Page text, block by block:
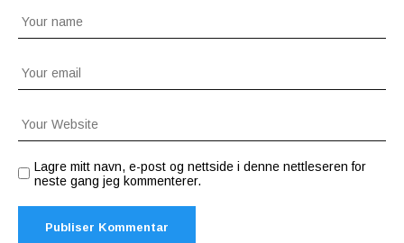
Lagre mitt navn, e-post og nettside i denne nettleseren for
neste gang jeg kommenterer.